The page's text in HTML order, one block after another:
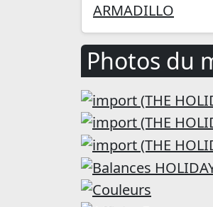
ARMADILLO
Photos du